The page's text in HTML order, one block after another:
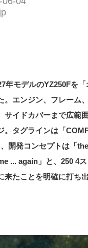
年モデルのYZ250Fを
。エンジン、フレーム
サイドカバーまで広範
。タグラインは「
開発コンセプトは「
... again」と、250 4
来たことを明確に打ち